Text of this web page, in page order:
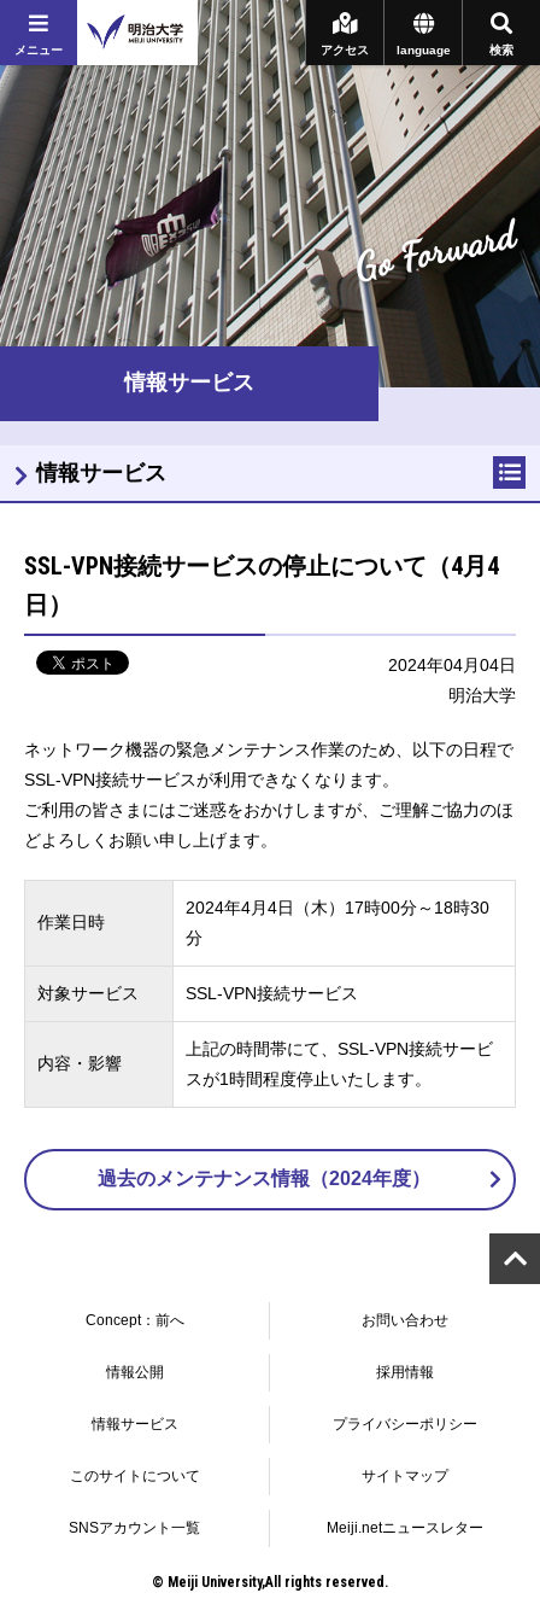
メニュー 検索
language
アクセス
Go Forward
情報サービス
SSL-VPN接続サービスの停止について（4月4
日）
2024年04月04日
明治大学
ネットワーク機器の緊急メンテナンス作業のため、以下の日程で
SSL-VPN接続サービスが利用できなくなります。
ご利用の皆さまにはご迷惑をおかけしますが、ご理解ご協力のほ
どよろしくお願い申し上げます。
作業日時
2024年4月4日（木）17時00分～ 18時30
分
対象サービス SSL-VPN接続サービス
内容・影響
上記の時間帯にて、SSL-VPN接続サービ
スが1時間程度停止いたします。
過去のメンテナンス情報（2024年度）
情報サービス
Concept：前へ お問い合わせ
情報公開 採用情報
情報サービス プライバシーポリシー
このサイトについて サイトマップ
SNSアカウント一覧 Meiji.netニュースレター
© Meiji University,All rights reserved.